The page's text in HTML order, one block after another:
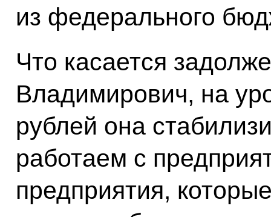
из федерального
Что касается
Владимирович, на
рублей она
работаем с
предприятия,